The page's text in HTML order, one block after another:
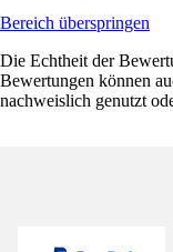
Bereich überspringen
Die Echtheit der
Bewertungen können
nachweislich genutzt